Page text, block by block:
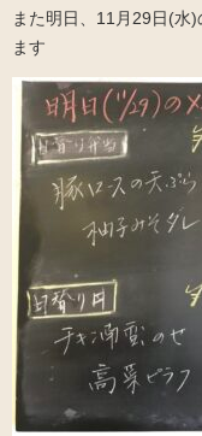
また明日、11月29日(水
ます